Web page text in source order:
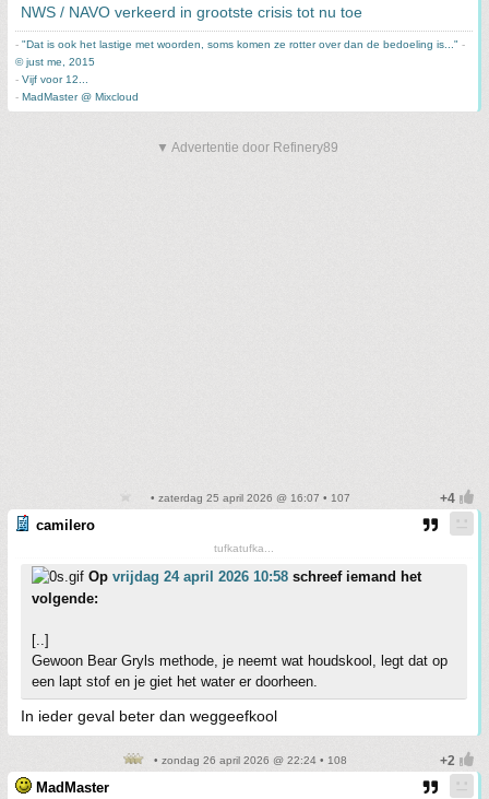
NWS / NAVO verkeerd in grootste crisis tot nu toe
- "Dat is ook het lastige met woorden, soms komen ze rotter over dan de bedoeling is..." -
© just me, 2015
- Vijf voor 12...
- MadMaster @ Mixcloud
▼ Advertentie door Refinery89
• zaterdag 25 april 2026 @ 16:07 • 107
camilero
tufkatufka...
Op vrijdag 24 april 2026 10:58 schreef iemand het
volgende:
[..]
Gewoon Bear Gryls methode, je neemt wat houdskool, legt dat op
een lapt stof en je giet het water er doorheen.
In ieder geval beter dan weggeefkool
• zondag 26 april 2026 @ 22:24 • 108
MadMaster